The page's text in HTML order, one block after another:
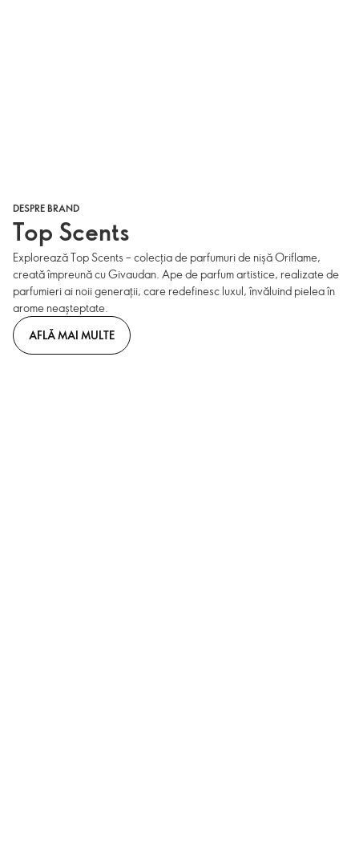
DESPRE BRAND
Top Scents
Explorează Top Scents – colecția de parfumuri de nișă Oriflame,
creată împreună cu Givaudan. Ape de parfum artistice, realizate de
parfumieri ai noii generații, care redefinesc luxul, învăluind pielea în
arome neașteptate.
AFLĂ MAI MULTE